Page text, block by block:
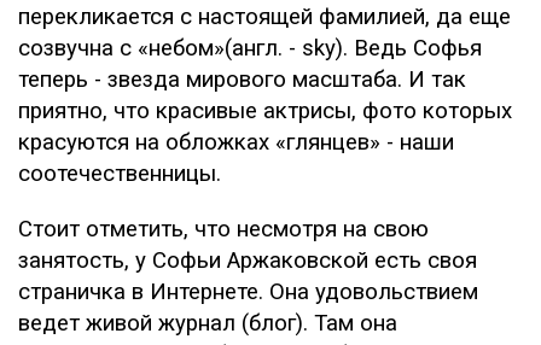
перекликается с настоящей фамилией, да еще
созвучна с «небом»(англ. - sky). Ведь Софья
теперь - звезда мирового масштаба. И так
приятно, что красивые актрисы, фото которых
красуются на обложках «глянцев» - наши
соотечественницы.
Стоит отметить, что несмотря на свою
занятость, у Софьи Аржаковской есть своя
страничка в Интернете. Она удовольствием
ведет живой журнал (блог). Там она